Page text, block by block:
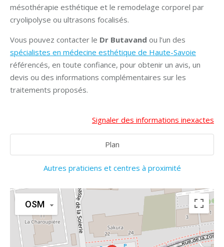
mésothérapie esthétique et le remodelage corporel par
cryolipolyse ou ultrasons focalisés.
Vous pouvez contacter le Dr Butavand ou l’un des
spécialistes en médecine esthétique de Haute-Savoie
référencés, en toute confiance, pour obtenir un avis, un
devis ou des informations complémentaires sur les
traitements proposés.
Signaler des informations inexactes
Plan
Autres praticiens et centres à proximité
OSM